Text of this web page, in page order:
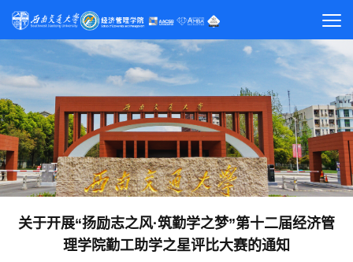
关于开展“扬励志之风·筑勤学之梦”第十二届经济管
理学院勤工助学之星评比大赛的通知